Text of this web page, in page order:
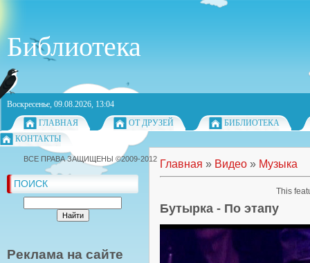
Библиотека
Воскресенье, 09.08.2026, 13:04
ГЛАВНАЯ
ОТ ДРУЗЕЙ
БИБЛИОТЕКА
КОНТАКТЫ
ПОИСК
Реклама на сайте
Главная » Видео » Музыка
Бутырка - По этапу
ВСЕ ПРАВА ЗАЩИЩЕНЫ ©2009-2012
This